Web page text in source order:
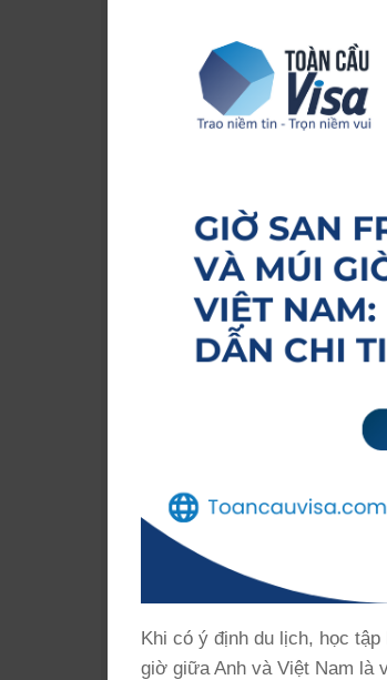
Khi có ý định du lịch, học
giờ giữa Anh và Việt Nam là